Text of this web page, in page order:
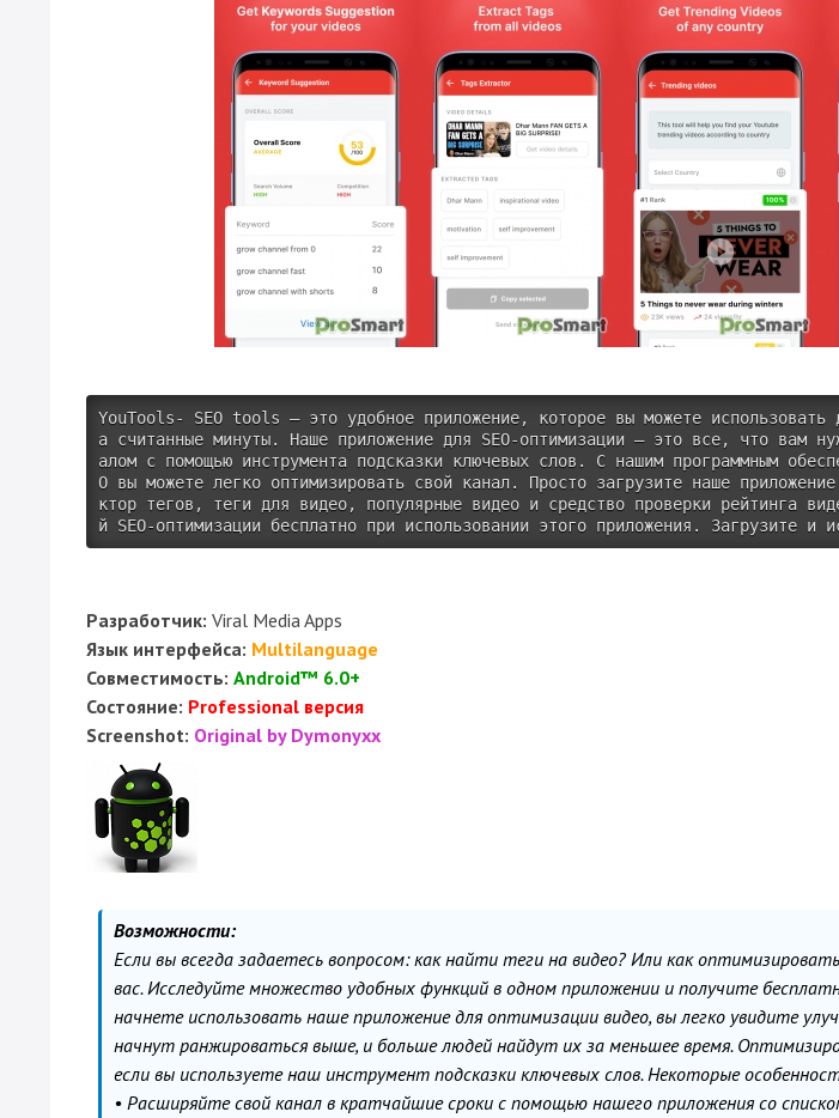
YouTools- SEO tools — это удобное приложение, которое вы можете использовать
а считанные минуты. Наше приложение для SEO-оптимизации — это все, что вам
алом с помощью инструмента подсказки ключевых слов. С нашим программным
O вы можете легко оптимизировать свой канал. Просто загрузите наше
ктор тегов, теги для видео, популярные видео и средство проверки рейтинга
й SEO-оптимизации бесплатно при использовании этого приложения. Загрузите и
Разработчик: Viral Media Apps
Язык интерфейса: Multilanguage
Совместимость: Android™ 6.0+
Состояние: Professional версия
Screenshot: Original by Dymonyxx
Возможности:
Если вы всегда задаетесь вопросом: как найти теги на видео? Или как
вас. Исследуйте множество удобных функций в одном приложении и получите
начнете использовать наше приложение для оптимизации видео, вы легко увидите
начнут ранжироваться выше, и больше людей найдут их за меньшее время.
если вы используете наш инструмент подсказки ключевых слов. Некоторые
• Расширяйте свой канал в кратчайшие сроки с помощью нашего приложения со